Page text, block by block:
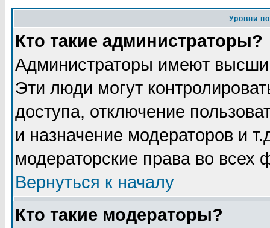
Уровни
Кто такие администраторы?
Администраторы имеют
Эти люди могут
доступа, отключение
и назначение модераторов и
модераторские права во всех
Вернуться к началу
Кто такие модераторы?